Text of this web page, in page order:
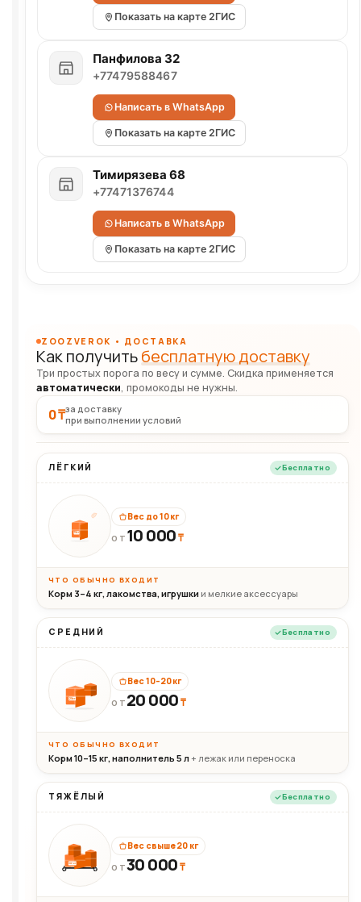
Показать на карте 2ГИС
Панфилова 32
+77479588467
Написать в WhatsApp
Показать на карте 2ГИС
Тимирязева 68
+77471376744
Написать в WhatsApp
Показать на карте 2ГИС
ZOOZVEROK • ДОСТАВКА
Как получитьбесплатную доставку
Три простых порога по весу и сумме. Скидка применяется
автоматически, промокоды не нужны.
0 ₸за доставку
при выполнении условий
ЛЁГКИЙ Бесплатно
10кг
Вес до 10 кг
ОТ 10 000₸
ЧТО ОБЫЧНО ВХОДИТ
Корм 3–4 кг, лакомства, игрушки и мелкие аксессуары
СРЕДНИЙ Бесплатно
20кг
Вес 10–20 кг
ОТ 20 000₸
ЧТО ОБЫЧНО ВХОДИТ
Корм 10–15 кг, наполнитель 5 л+ лежак или переноска
ТЯЖЁЛЫЙ Бесплатно
30+кг
Вес свыше 20 кг
ОТ30 000₸